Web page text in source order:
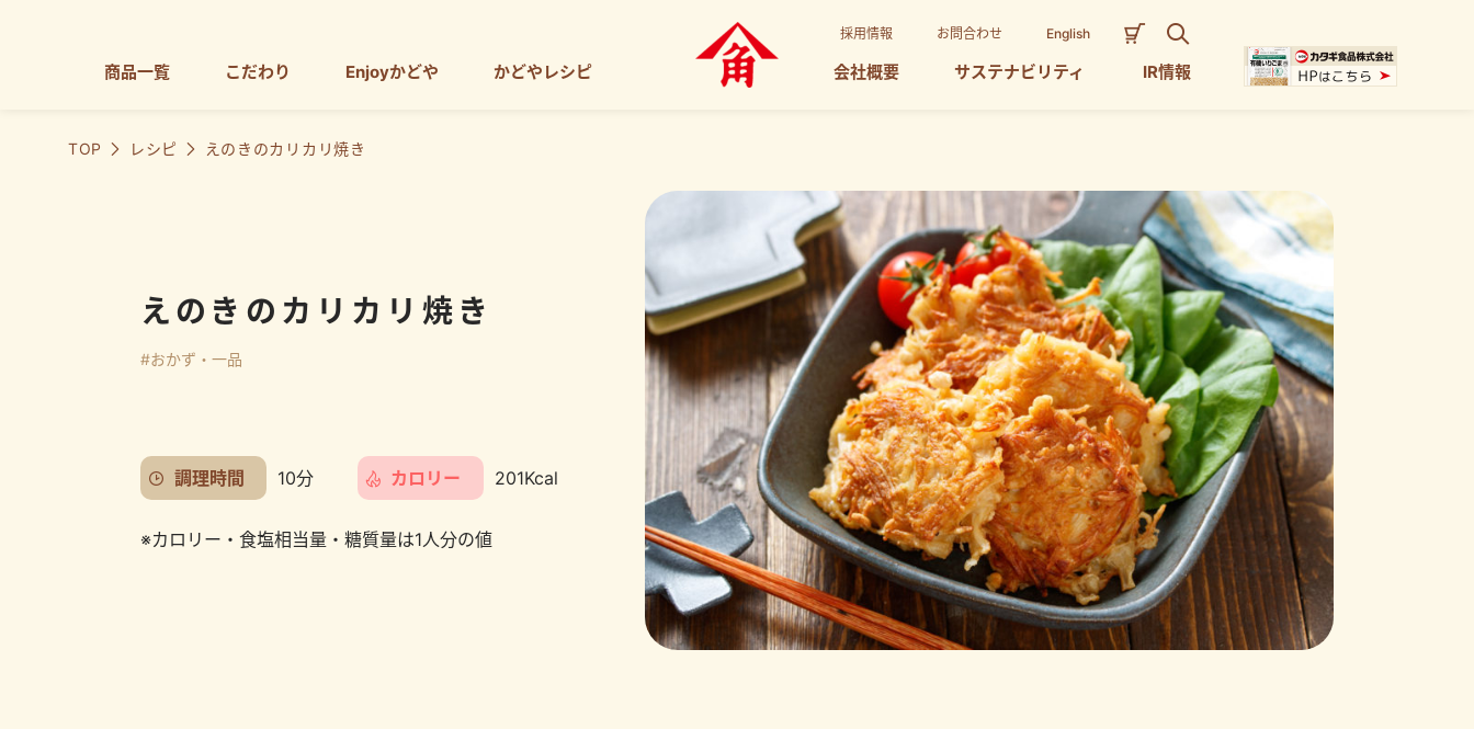
商品一覧 こだわり Enjoyかどや かどやレシピ 会社概要 サステナビリティ IR情報
採用情報 お問合わせ English
TOP レシピ えのきのカリカリ焼き
えのきのカリカリ焼き
#おかず・一品
調理時間 10分 カロリー 201Kcal
※カロリー・食塩相当量・糖質量は1人分の値